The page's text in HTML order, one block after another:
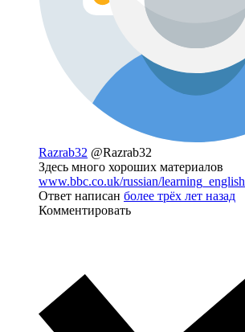
Razrab32 @Razrab32
Здесь много хороших материалов
www.bbc.co.uk/russian/learning_english
Ответ написан более трёх лет назад
Комментировать